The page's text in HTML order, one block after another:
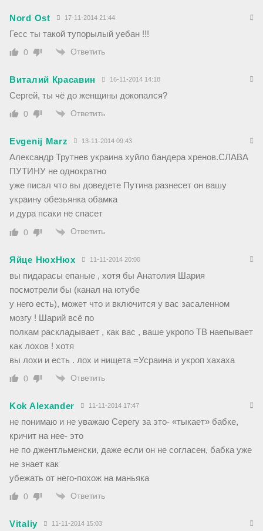
Nord Ost 17-11-2014 21:44
Гесс ты такой тупорылый уебан !!!
0 Ответить
Виталий Красавин 16-11-2014 14:18
Сергей, ты чё до женщины докопался?
0 Ответить
Evgenij Marz 13-11-2014 09:43
Александр Трутнев украина хуйло бандера хренов.СЛАВА
ПУТИНУ не однократно
уже писал что вы доведете Путина разнесет он вашу
украину обезьянка обамка
и дура псаки не спасет
0 Ответить
Яйце НюхНюх 11-11-2014 20:00
вы пидарасы епаные , хотя бы Анатолия Шария
посмотрели бы (канал на ютубе
у него есть), может что и включится у вас засаленном
мозгу ! Шарий всё по
полкам раскладывает , как вас , ваше укропо ТВ наепывает
как лохов ! хотя
вы лохи и есть . лох и нищета =Усраина и укроп хахаха
0 Ответить
Kok Alexander 11-11-2014 17:47
не понимаю и не уважаю Серегу за это- «тыкает» бабке,
кричит на нее- это
не по джентльменски, даже если он не согласен, бабка уже
не знает как
убежать от него-похож на маньяка
0 Ответить
Vitaliy 11-11-2014 15:03